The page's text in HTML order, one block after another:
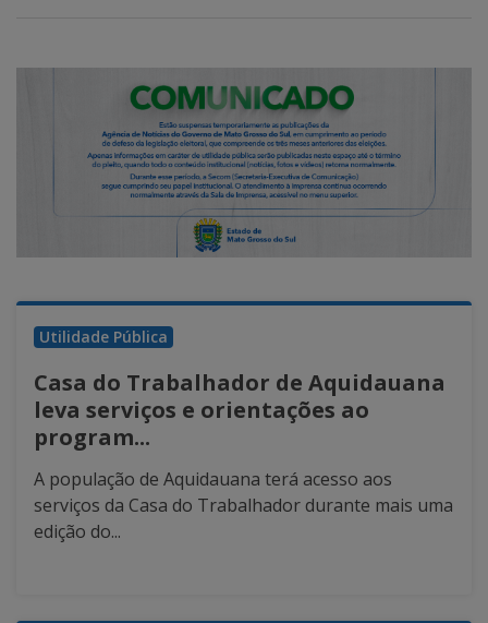
Utilidade Pública
Casa do Trabalhador de Aquidauana
leva serviços e orientações ao
program...
A população de Aquidauana terá acesso aos
serviços da Casa do Trabalhador durante mais uma
edição do...